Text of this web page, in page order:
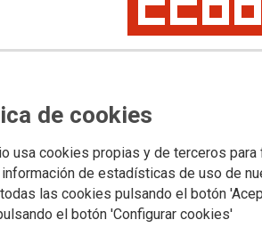
de cookies
usa cookies propias y de terceros para
de estadísticas de uso de
las cookies pulsando el botón
el botón 'Configurar cookies'
Universidad Privada Política Educativa
convocatoria de